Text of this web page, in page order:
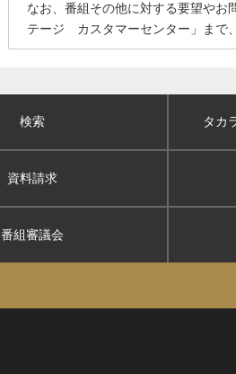
なお、番組その他に対する要望やお
テージ カスタマーセンター」まで
検索 タカ
資料請求
番組審議会